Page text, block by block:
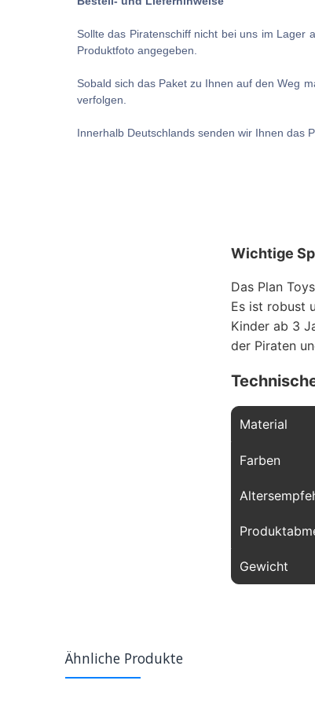
Sollte das Piratenschiff nicht bei uns im Lager
Produktfoto angegeben.
Sobald sich das Paket zu Ihnen auf den Weg
verfolgen.
Innerhalb Deutschlands senden wir Ihnen das
Wichtige
Das Plan
Es ist robust
Kinder ab 3
der Piraten
Material
Farben
Gewicht
Ähnliche Produkte